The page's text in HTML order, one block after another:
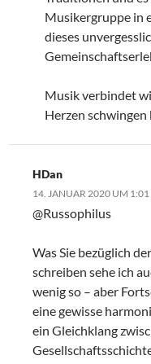
Musikergruppe in
dieses
Musik verbindet
Herzen
HDan
14. JANUAR 2020 UM 1:01
@Russophilus
Was Sie bezüglich
schreiben sehe ich
wenig so – aber
eine gewisse
ein Gleichklang